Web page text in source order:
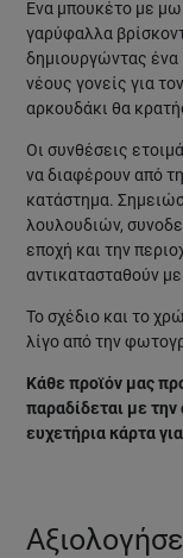
Ένα μπουκέτο με
γαρύφαλλα
δημιουργώντας ένα
νέους γονείς για
αρκουδάκι θα
Οι συνθέσεις
να διαφέρουν από
κατάστημα.
λουλουδιών,
εποχή και την
αντικατασταθούν
Το σχέδιο και το
λίγο από την
Κάθε προϊόν μας
παραδίδεται με
ευχετήρια κάρτα